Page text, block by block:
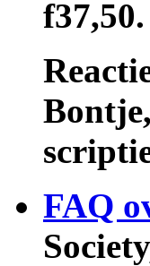
FAQ